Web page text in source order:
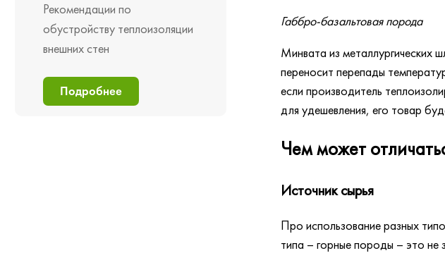
Рекомендации по
обустройству теплоизоляции
внешних стен
Подробнее
Габбро-базальтовая порода
Минвата из металлургических
переносит перепады
если производитель
для удешевления, его товар
Чем может
Источник сырья
Про использование разных
типа – горные породы – это не